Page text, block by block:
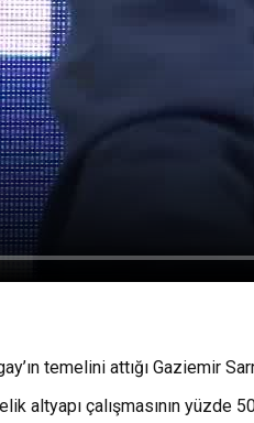
temelini attığı Gaziemir
altyapı çalışmasının yüzde